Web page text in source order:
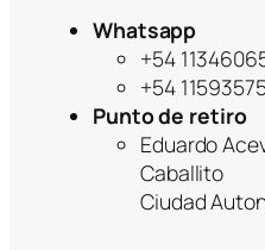
Whatsapp
+54
+54
Punto de retiro
Eduardo
Caballito
Ciudad